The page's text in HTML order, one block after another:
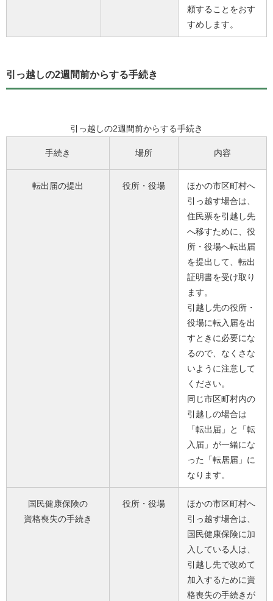
頼することをおす
すめします。
引っ越しの2週間前からする手続き
引っ越しの2週間前からする手続き
手続き 場所 内容
転出届の提出 役所・役場
ほかの市区町村へ
引っ越す場合は、
住民票を引越し先
へ移すために、役
所・役場へ転出届
を提出して、転出
証明書を受け取り
ます。
引越し先の役所・
役場に転入届を出
すときに必要にな
るので、なくさな
いように注意して
ください。
同じ市区町村内の
引越しの場合は
「転出届」と「転
入届」が一緒にな
った「転居届」に
なります。
国民健康保険の
資格喪失の手続き
役所・役場
ほかの市区町村へ
引っ越す場合は、
国民健康保険に加
入している人は、
引越し先で改めて
加入するために資
格喪失の手続きが